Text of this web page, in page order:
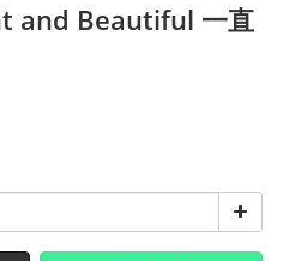
and Beautiful 一直